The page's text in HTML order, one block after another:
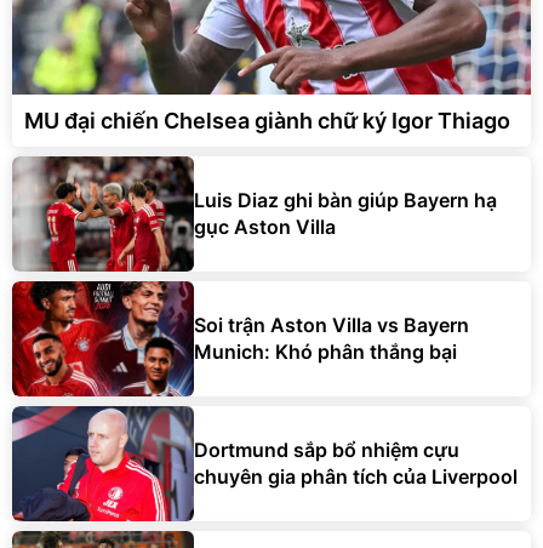
MU đại chiến Chelsea giành chữ ký Igor Thiago
Luis Diaz ghi bàn giúp Bayern hạ
gục Aston Villa
Soi trận Aston Villa vs Bayern
Munich: Khó phân thắng bại
Dortmund sắp bổ nhiệm cựu
chuyên gia phân tích của Liverpool